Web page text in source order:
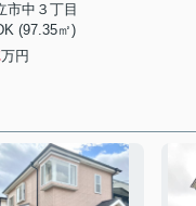
市中３丁目
(97.35㎡)
万円